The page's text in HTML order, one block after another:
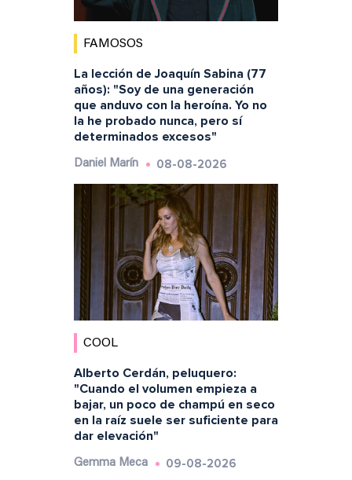
FAMOSOS
La lección de Joaquín Sabina (77
años): "Soy de una generación
que anduvo con la heroína. Yo no
la he probado nunca, pero sí
determinados excesos"
Daniel Marín 08-08-2026
COOL
Alberto Cerdán, peluquero:
"Cuando el volumen empieza a
bajar, un poco de champú en seco
en la raíz suele ser suficiente para
dar elevación"
Gemma Meca 09-08-2026